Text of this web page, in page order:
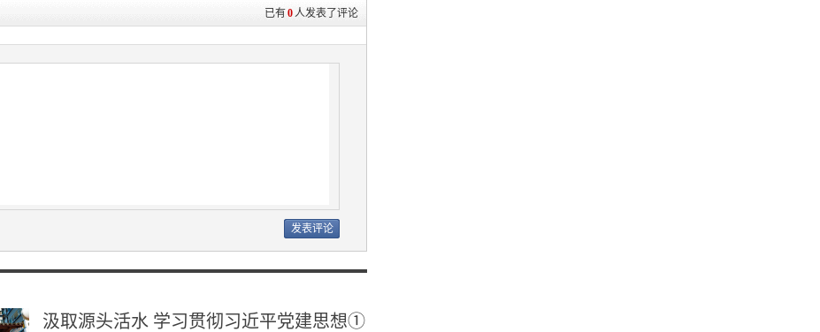
已有0人发表了评论
汲取源头活水 学习贯彻习近平党建思想①